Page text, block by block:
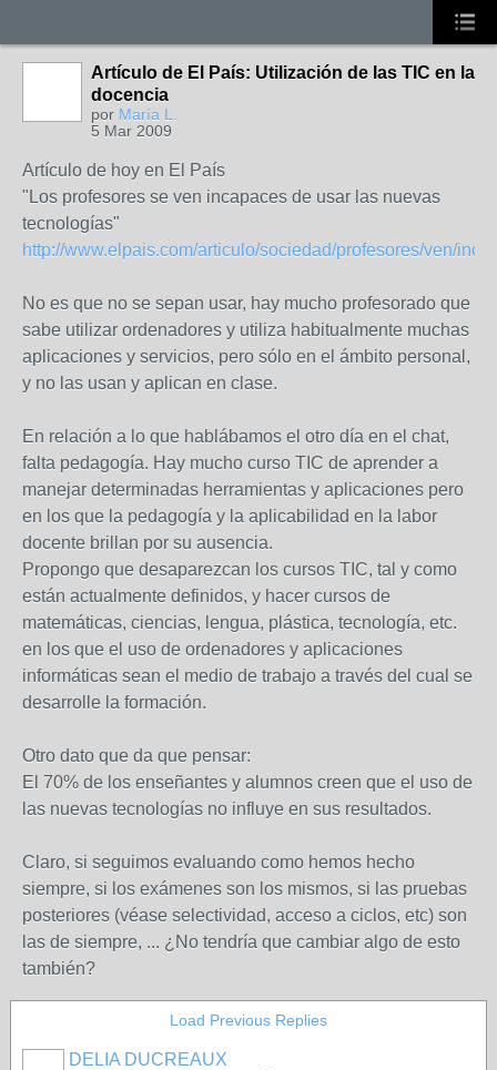
Artículo de El País: Utilización de las TIC en la
docencia
por María L.
5 Mar 2009
Artículo de hoy en El País
"Los profesores se ven incapaces de usar las nuevas
tecnologías"
http://www.elpais.com/articulo/sociedad/profesores/ven/
No es que no se sepan usar, hay mucho profesorado que
sabe utilizar ordenadores y utiliza habitualmente muchas
aplicaciones y servicios, pero sólo en el ámbito personal,
y no las usan y aplican en clase.
En relación a lo que hablábamos el otro día en el chat,
falta pedagogía. Hay mucho curso TIC de aprender a
manejar determinadas herramientas y aplicaciones pero
en los que la pedagogía y la aplicabilidad en la labor
docente brillan por su ausencia.
Propongo que desaparezcan los cursos TIC, tal y como
están actualmente definidos, y hacer cursos de
matemáticas, ciencias, lengua, plástica, tecnología, etc.
en los que el uso de ordenadores y aplicaciones
informáticas sean el medio de trabajo a través del cual se
desarrolle la formación.
Otro dato que da que pensar:
El 70% de los enseñantes y alumnos creen que el uso de
las nuevas tecnologías no influye en sus resultados.
Claro, si seguimos evaluando como hemos hecho
siempre, si los exámenes son los mismos, si las pruebas
posteriores (véase selectividad, acceso a ciclos, etc) son
las de siempre, ... ¿No tendría que cambiar algo de esto
también?
Load Previous Replies
DELIA DUCREAUX